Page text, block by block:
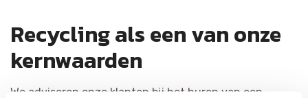
Recycling als een van onze
kernwaarden
We adviseren onze klanten bij het huren van een